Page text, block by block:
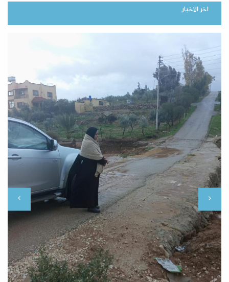
اخر الاخبار
رئيس لجنة بلدية ذيبان الجديدة المهندس عطاالله الغرير يهيب بالاخوة
المواطنين في لواء ذيبان التزام المنازل وعدم الخروج نظراً لسوء الظروف الجوية
المحيطة